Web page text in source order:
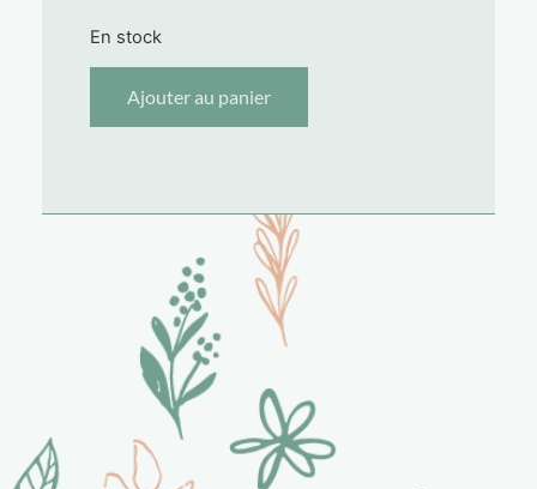
En stock
Ajouter au panier